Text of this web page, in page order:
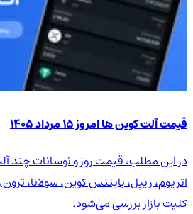
قیمت آلت کوین ها امروز ۱۵ مرداد ۱۴۰۵
در این مطلب، قیمت روز و نوسانات چند
اتریوم، ریپل، بایننس کوین، سولانا، ترون
کلیت بازار بررسی می‌شود.